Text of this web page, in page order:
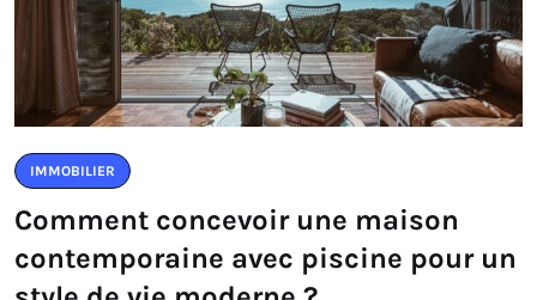
IMMOBILIER
Comment concevoir une maison
contemporaine avec piscine pour un